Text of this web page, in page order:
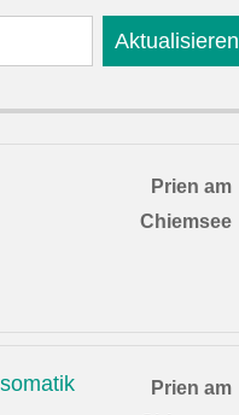
Aktualisieren
Prien am
Chiemsee
Prien am